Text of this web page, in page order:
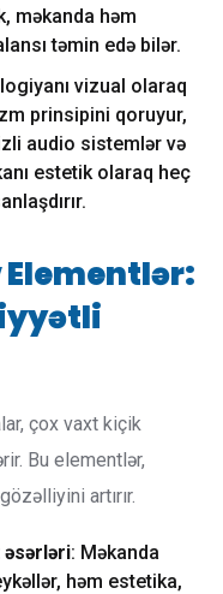
məkanda həm
təmin edə bilər.
vizual olaraq
prinsipini qoruyur,
audio sistemlər və
estetik olaraq heç
çox vaxt kiçik
Bu elementlər,
artırır.
əsərləri: Məkanda
həm estetika,